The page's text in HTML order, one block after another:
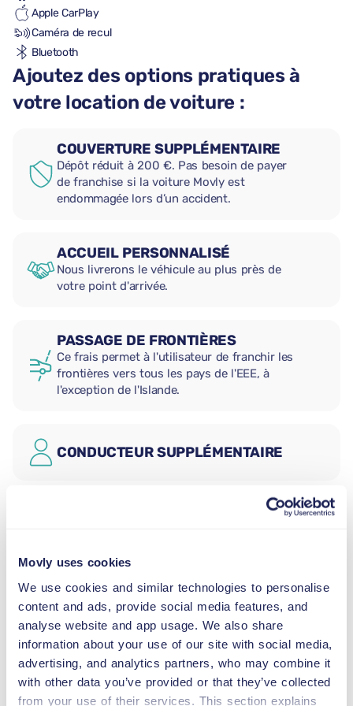
Movly uses cookies
We use cookies and similar technologies to personalise
content and ads, provide social media features, and
analyse website and app usage. We also share
information about your use of our site with social media,
advertising, and analytics partners, who may combine it
with other data you’ve provided or that they’ve collected
from your use of their services. This section explains
Apple CarPlay
Caméra de recul
Bluetooth
Ajoutez des options pratiques à
votre location de voiture :
COUVERTURE SUPPLÉMENTAIRE
Dépôt réduit à 200 €. Pas besoin de payer
de franchise si la voiture Movly est
endommagée lors d’un accident.
ACCUEIL PERSONNALISÉ
Nous livrerons le véhicule au plus près de
votre point d'arrivée.
PASSAGE DE FRONTIÈRES
Ce frais permet à l'utilisateur de franchir les
frontières vers tous les pays de l'EEE, à
l'exception de l'Islande.
CONDUCTEUR SUPPLÉMENTAIRE
SIÈGE AUTO ENFANT
9–18 kg
REHAUSSEUR
15–36 kg